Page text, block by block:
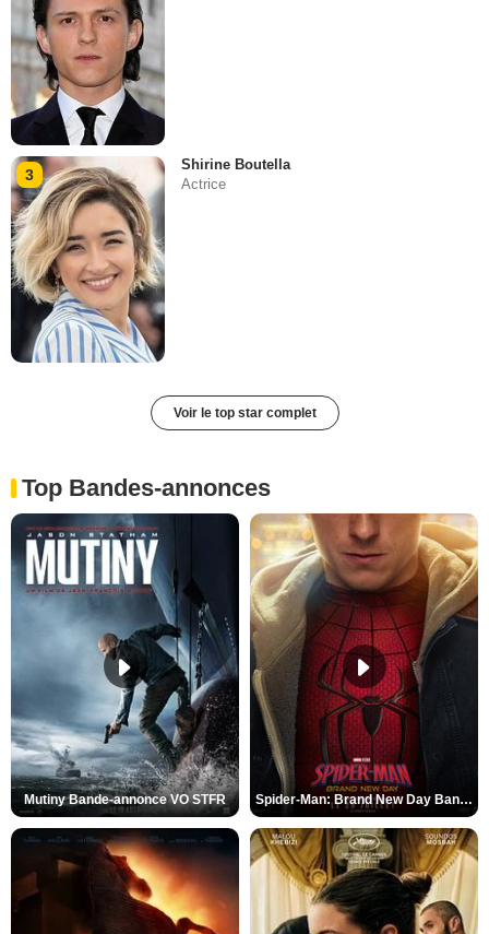
3
Shirine Boutella
Actrice
Voir le top star complet
Top Bandes-annonces
Mutiny Bande-annonce VO STFR Spider-Man: Brand New Day Bande-annonce VO STFR